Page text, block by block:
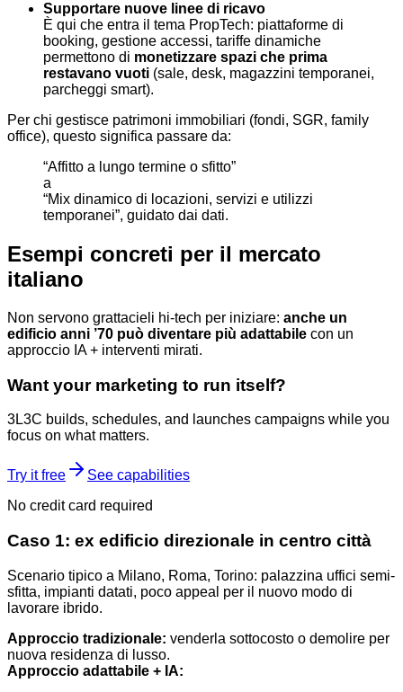
Supportare nuove linee di ricavo
È qui che entra il tema PropTech: piattaforme di
booking, gestione accessi, tariffe dinamiche
permettono di monetizzare spazi che prima
restavano vuoti (sale, desk, magazzini temporanei,
parcheggi smart).
Per chi gestisce patrimoni immobiliari (fondi, SGR, family
office), questo significa passare da:
“Affitto a lungo termine o sfitto”
a
“Mix dinamico di locazioni, servizi e utilizzi
temporanei”, guidato dai dati.
Esempi concreti per il mercato
italiano
Non servono grattacieli hi-tech per iniziare: anche un
edificio anni ’70 può diventare più adattabile con un
approccio IA + interventi mirati.
Want your marketing to run itself?
3L3C builds, schedules, and launches campaigns while you
focus on what matters.
Try it free
See capabilities
No credit card required
Caso 1: ex edificio direzionale in centro città
Scenario tipico a Milano, Roma, Torino: palazzina uffici semi-
sfitta, impianti datati, poco appeal per il nuovo modo di
lavorare ibrido.
Approccio tradizionale: venderla sottocosto o demolire per
nuova residenza di lusso.
Approccio adattabile + IA: